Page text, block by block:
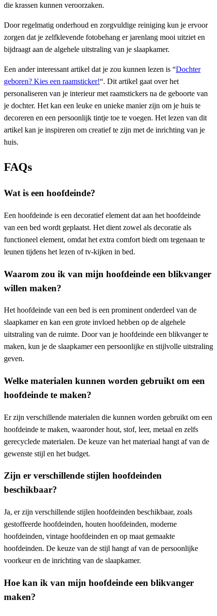
die krassen kunnen veroorzaken.
Door regelmatig onderhoud en zorgvuldige reiniging kun je ervoor
zorgen dat je zelfklevende fotobehang er jarenlang mooi uitziet en
bijdraagt aan de algehele uitstraling van je slaapkamer.
Een ander interessant artikel dat je zou kunnen lezen is “Dochter
geboren? Kies een raamsticker!“. Dit artikel gaat over het
personaliseren van je interieur met raamstickers na de geboorte van
je dochter. Het kan een leuke en unieke manier zijn om je huis te
decoreren en een persoonlijk tintje toe te voegen. Het lezen van dit
artikel kan je inspireren om creatief te zijn met de inrichting van je
huis.
FAQs
Wat is een hoofdeinde?
Een hoofdeinde is een decoratief element dat aan het hoofdeinde
van een bed wordt geplaatst. Het dient zowel als decoratie als
functioneel element, omdat het extra comfort biedt om tegenaan te
leunen tijdens het lezen of tv-kijken in bed.
Waarom zou ik van mijn hoofdeinde een blikvanger
willen maken?
Het hoofdeinde van een bed is een prominent onderdeel van de
slaapkamer en kan een grote invloed hebben op de algehele
uitstraling van de ruimte. Door van je hoofdeinde een blikvanger te
maken, kun je de slaapkamer een persoonlijke en stijlvolle uitstraling
geven.
Welke materialen kunnen worden gebruikt om een
hoofdeinde te maken?
Er zijn verschillende materialen die kunnen worden gebruikt om een
hoofdeinde te maken, waaronder hout, stof, leer, metaal en zelfs
gerecyclede materialen. De keuze van het materiaal hangt af van de
gewenste stijl en het budget.
Zijn er verschillende stijlen hoofdeinden
beschikbaar?
Ja, er zijn verschillende stijlen hoofdeinden beschikbaar, zoals
gestoffeerde hoofdeinden, houten hoofdeinden, moderne
hoofdeinden, vintage hoofdeinden en op maat gemaakte
hoofdeinden. De keuze van de stijl hangt af van de persoonlijke
voorkeur en de inrichting van de slaapkamer.
Hoe kan ik van mijn hoofdeinde een blikvanger
maken?